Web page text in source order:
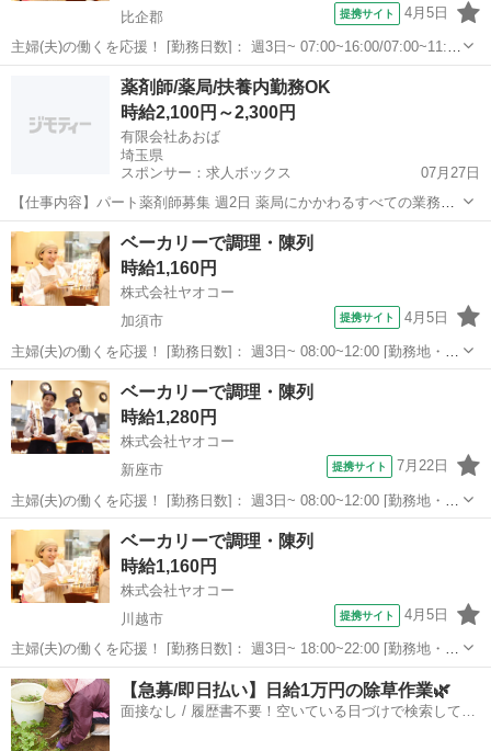
比企郡
提携サイト 4月5日
主婦(夫)の働くを応援！ [勤務日数]： 週3日~ 07:00~16:00/07:00~11:00
[勤務地・最寄駅]： 埼玉県比企郡滑川町月の輪一丁目4番地1 ヤオコ
ー つきのわ駅前店 ＜株式会社ヤオコー＞ つきのわ...
比企郡 パン
薬剤師/薬局/扶養内勤務OK
時給2,100円～2,300円
有限会社あおば
埼玉県
スポンサー：求人ボックス
07月27日
【仕事内容】パート薬剤師募集 週2日 薬局にかかわるすべての業務
【経験・資格】管理者経験:不要 他に必要とする技術:不要 薬剤師:薬剤
師免許 【給与】時給 2100円 2300円 【求人番号】548096_1 【勤務
地】さいたま...
アルバイト・パート
ベーカリーで調理・陳列
時給1,160円
株式会社ヤオコー
加須市
提携サイト 4月5日
主婦(夫)の働くを応援！ [勤務日数]： 週3日~ 08:00~12:00 [勤務地・最
寄駅]： 埼玉県加須市大門町20番58号 ヤオコー 加須店 ＜株式会社
ヤオコー＞ 加須駅徒歩16分 [職種名]：ベーカリースタッ...
埼玉 加須市
ベーカリーで調理・陳列
時給1,280円
株式会社ヤオコー
新座市
提携サイト 7月22日
主婦(夫)の働くを応援！ [勤務日数]： 週3日~ 08:00~12:00 [勤務地・最
寄駅]： 埼玉県新座市栗原一丁目14番22号 ヤオコー 新座栗原店 ＜
埼玉 新座市
ベーカリーで調理・陳列
時給1,160円
株式会社ヤオコー
川越市
提携サイト 4月5日
主婦(夫)の働くを応援！ [勤務日数]： 週3日~ 18:00~22:00 [勤務地・最
寄駅]： 埼玉県川越市藤間218-3 ヤオコー 川越藤間店 ＜株式会社ヤ
オコー＞ 新河岸駅徒歩20分 [職種名]：ベーカリースタ...
埼玉 川越市 パン
【急募/即日払い】日給1万円の除草作業🌿
面接なし / 履歴書不要！空いている日づけで検索して即